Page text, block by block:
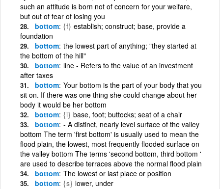
such an attitude is born not of concern for your welfare,
but out of fear of losing you
bottom {f} establish; construct; base, provide a
foundation
bottom the lowest part of anything; "they started at
the bottom of the hill"
bottom line - Refers to the value of an investment
after taxes
bottom Your bottom is the part of your body that you
sit on. If there was one thing she could change about her
body it would be her bottom
bottom {i} base, foot; buttocks; seat of a chair
bottom - A distinct, nearly level surface of the valley
bottom The term 'first bottom' is usually used to mean the
flood plain, the lowest, most frequently flooded surface on
the valley bottom The terms 'second bottom, third bottom '
are used to describe terraces above the normal flood plain
bottom The lowest or last place or position
bottom {s} lower, under